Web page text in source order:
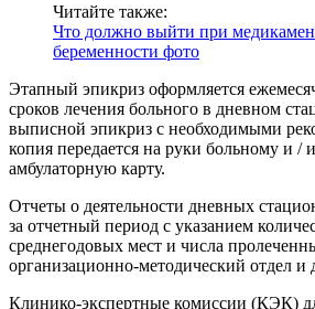
Читайте также:
Что должно выйти при
беременности фото
Этапный эпикриз оформляется
сроков лечения больного в дневном
выписной эпикриз с необходимыми
копия передается на руки больному и /
амбулаторную карту.
Отчеты о деятельности дневных
за отчетный период с указанием
среднегодовых мест и числа
организационно-методический отдел и
Клинико-экспертные комиссии (КЭК)